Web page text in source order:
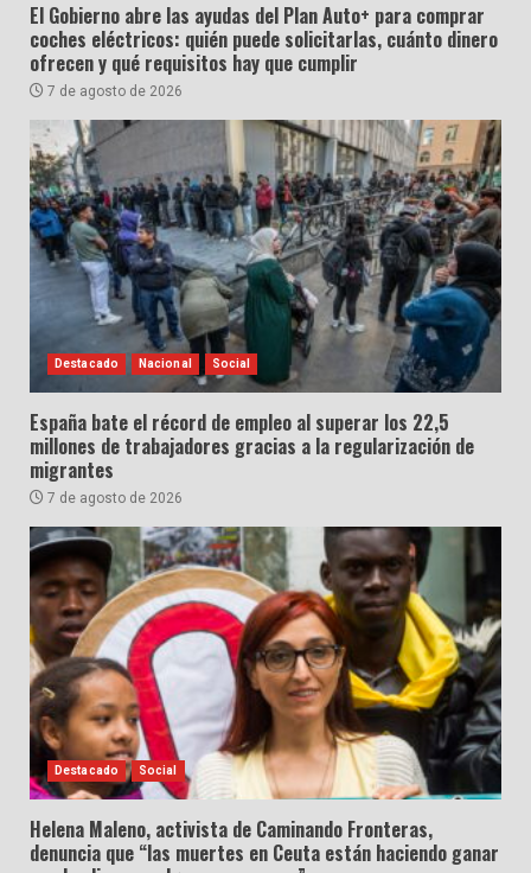
El Gobierno abre las ayudas del Plan Auto+ para comprar
coches eléctricos: quién puede solicitarlas, cuánto dinero
ofrecen y qué requisitos hay que cumplir
7 de agosto de 2026
Destacado Nacional Social
España bate el récord de empleo al superar los 22,5
millones de trabajadores gracias a la regularización de
migrantes
7 de agosto de 2026
Destacado Social
Helena Maleno, activista de Caminando Fronteras,
denuncia que “las muertes en Ceuta están haciendo ganar